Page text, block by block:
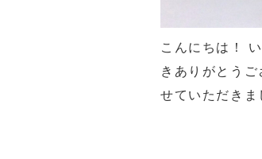
こんにちは！
きありがとう
せていただきま